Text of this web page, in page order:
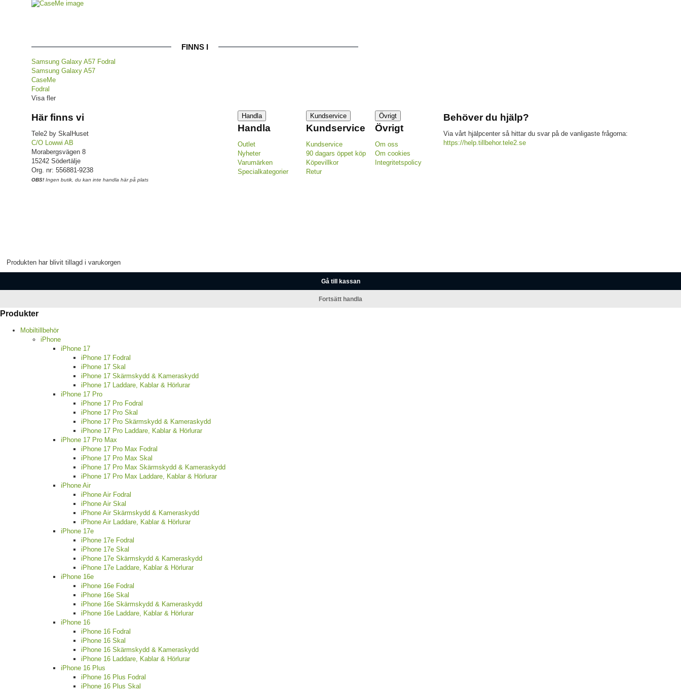
FINNS I
Samsung Galaxy A57 Fodral
Samsung Galaxy A57
CaseMe
Fodral
Visa fler
Här finns vi
Tele2 by SkalHuset
C/O Lowwi AB
Morabergsvägen 8
15242 Södertälje
Org. nr: 556881-9238
OBS! Ingen butik, du kan inte handla här på plats
Handla
Handla
Outlet
Nyheter
Varumärken
Specialkategorier
Kundservice
Kundservice
Kundservice
90 dagars öppet köp
Köpevillkor
Retur
Övrigt
Övrigt
Om oss
Om cookies
Integritetspolicy
Behöver du hjälp?
Via vårt hjälpcenter så hittar du svar på de vanligaste frågorna:
https://help.tillbehor.tele2.se
Produkten har blivit tillagd i varukorgen
Gå till kassan
Fortsätt handla
Produkter
Mobiltillbehör
iPhone
iPhone 17
iPhone 17 Fodral
iPhone 17 Skal
iPhone 17 Skärmskydd & Kameraskydd
iPhone 17 Laddare, Kablar & Hörlurar
iPhone 17 Pro
iPhone 17 Pro Fodral
iPhone 17 Pro Skal
iPhone 17 Pro Skärmskydd & Kameraskydd
iPhone 17 Pro Laddare, Kablar & Hörlurar
iPhone 17 Pro Max
iPhone 17 Pro Max Fodral
iPhone 17 Pro Max Skal
iPhone 17 Pro Max Skärmskydd & Kameraskydd
iPhone 17 Pro Max Laddare, Kablar & Hörlurar
iPhone Air
iPhone Air Fodral
iPhone Air Skal
iPhone Air Skärmskydd & Kameraskydd
iPhone Air Laddare, Kablar & Hörlurar
iPhone 17e
iPhone 17e Fodral
iPhone 17e Skal
iPhone 17e Skärmskydd & Kameraskydd
iPhone 17e Laddare, Kablar & Hörlurar
iPhone 16e
iPhone 16e Fodral
iPhone 16e Skal
iPhone 16e Skärmskydd & Kameraskydd
iPhone 16e Laddare, Kablar & Hörlurar
iPhone 16
iPhone 16 Fodral
iPhone 16 Skal
iPhone 16 Skärmskydd & Kameraskydd
iPhone 16 Laddare, Kablar & Hörlurar
iPhone 16 Plus
iPhone 16 Plus Fodral
iPhone 16 Plus Skal